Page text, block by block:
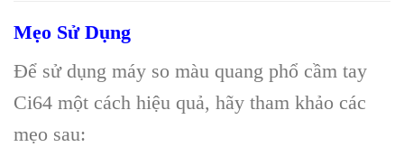
Mẹo Sử Dụng
Để sử dụng máy so màu quang phổ cầm tay
Ci64 một cách hiệu quả, hãy tham khảo các
mẹo sau: